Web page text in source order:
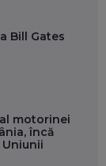
Bill Gates
motorinei
încă